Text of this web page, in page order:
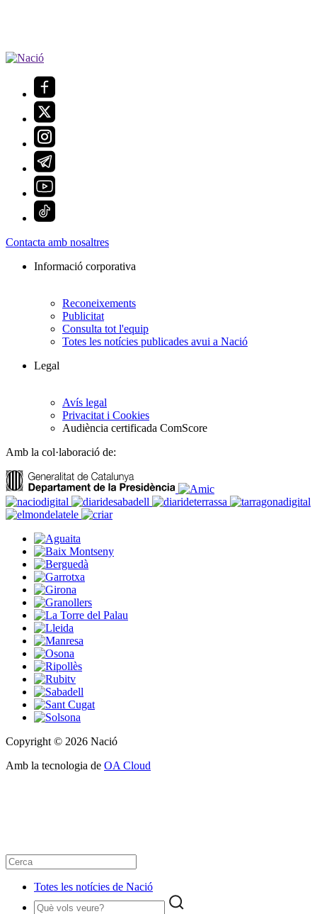
Contacta amb nosaltres
Informació corporativa
Reconeixements
Publicitat
Consulta tot l'equip
Totes les notícies publicades avui a Nació
Legal
Avís legal
Privacitat i Cookies
Audiència certificada ComScore
Amb la col·laboració de:
Copyright © 2026 Nació
Amb la tecnologia de OA Cloud
Totes les notícies de Nació